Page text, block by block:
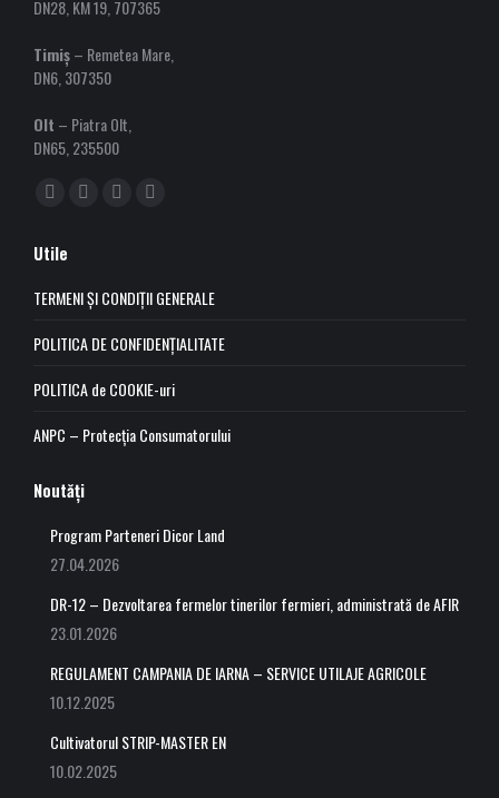
DN28, KM 19, 707365
Timiș– Remetea Mare,
DN6, 307350
Olt – Piatra Olt,
DN65, 235500
Find us on:
Facebook
opens
in
window
YouTube
in
window
Linkedin
in
window
Instagram
in
window
Utile
TERMENI ȘI CONDIȚII GENERALE
POLITICA DE CONFIDENȚIALITATE
POLITICA de COOKIE-uri
ANPC – Protecția Consumatorului
Noutăți
Program Parteneri Dicor Land
27.04.2026
DR-12 – Dezvoltarea fermelor tinerilor fermieri, administrată de AFIR
23.01.2026
REGULAMENT CAMPANIA DE IARNA – SERVICE UTILAJE AGRICOLE
10.12.2025
Cultivatorul STRIP-MASTER EN
10.02.2025